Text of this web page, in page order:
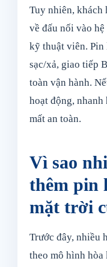
Tuy nhiên, khách
về đấu nối vào
kỹ thuật viên. Pin
sạc/xả, giao tiếp
toàn vận hành.
hoạt động,
mất an toàn.
Vì sao
thêm pin
mặt trời
Trước đây, nhiều
theo mô hình